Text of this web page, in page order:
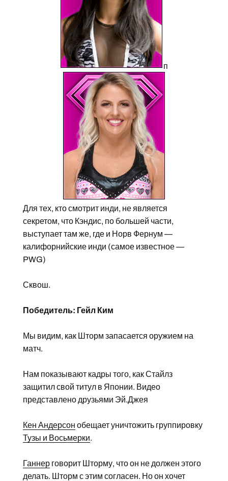
п
Для тех, кто смотрит инди, не является
секретом, что Кэндис, по большей части,
выступает там же, где и Норв Фернум —
калифорнийские инди (самое известное —
PWG)
Сквош.
Победитель: Гейл Ким
Мы видим, как Шторм запасается оружием на
матч.
Нам показывают кадры того, как Стайлз
защитил свой титул в Японии. Видео
представлено друзьями Эй.Джея
Кен Андерсон обещает уничтожить группировку
Тузы и Восьмерки.
Ганнерговорит Шторму, что он не должен этого
делать. Шторм с этим согласен. Но он хочет